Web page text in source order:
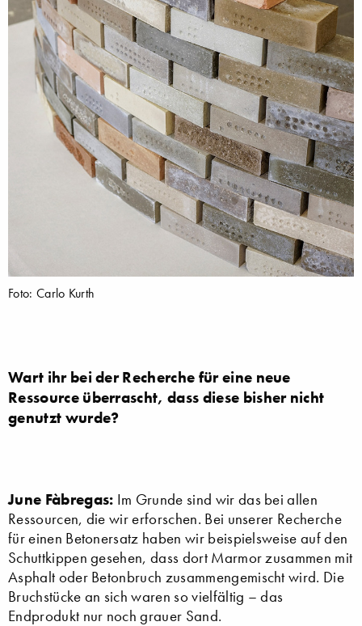
Foto: Carlo Kurth
Wart ihr bei der Recherche für eine neue
Ressource überrascht, dass diese bisher nicht
genutzt wurde?
June Fàbregas: Im Grunde sind wir das bei allen
Ressourcen, die wir erforschen. Bei unserer Recherche
für einen Betonersatz haben wir beispielsweise auf den
Schuttkippen gesehen, dass dort Marmor zusammen mit
Asphalt oder Betonbruch zusammengemischt wird. Die
Bruchstücke an sich waren so vielfältig – das
Endprodukt nur noch grauer Sand.